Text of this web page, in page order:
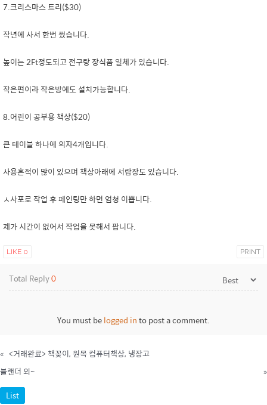
7.크리스마스 트리($30)
작년에 사서 한번 썼습니다.
높이는 2Ft정도되고 전구랑 장식품 일체가 있습니다.
작은편이라 작은방에도 설치가능합니다.
8.어린이 공부용 책상($20)
큰 테이블 하나에 의자4개입니다.
사용흔적이 많이 있으며 책상아래에 서랍장도 있습니다.
ㅅ사포로 작업 후 페인팅만 하면 엄청 이쁩니다.
제가 시간이 없어서 작업을 못해서 팝니다.
LIKE 0 PRINT
Total Reply0
You must belogged into post a comment.
« <거래완료> 책꽂이, 원목 컴퓨터책상, 냉장고
블랜더 외~
»
List